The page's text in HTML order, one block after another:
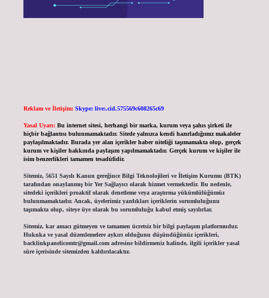
Reklam ve İletişim: Skype: live:.cid.575569c608265c69
Yasal Uyarı: Bu internet sitesi, herhangi bir marka, kurum veya şahıs şirketi ile
hiçbir bağlantısı bulunmamaktadır. Sitede yalnızca kendi hazırladığımız makaleler
paylaşılmaktadır. Burada yer alan içerikler haber niteliği taşımamakta olup, gerçek
kurum ve kişiler hakkında paylaşım yapılmamaktadır. Gerçek kurum ve kişiler ile
isim benzerlikleri tamamen tesadüfidir.
Sitemiz, 5651 Sayılı Kanun gereğince Bilgi Teknolojileri ve İletişim Kurumu (BTK)
tarafından onaylanmış bir Yer Sağlayıcı olarak hizmet vermektedir. Bu nedenle,
sitedeki içerikleri proaktif olarak denetleme veya araştırma yükümlülüğümüz
bulunmamaktadır. Ancak, üyelerimiz yazdıkları içeriklerin sorumluluğunu
taşımakta olup, siteye üye olarak bu sorumluluğu kabul etmiş sayılırlar.
Sitemiz, kar amacı gütmeyen ve tamamen ücretsiz bir bilgi paylaşım platformudur.
Hukuka ve yasal düzenlemelere aykırı olduğunu düşündüğünüz içerikleri,
backlinkpanelicomtr@gmail.comadresine bildirmeniz halinde, ilgili içerikler yasal
süre içerisinde sitemizden kaldırılacaktır.